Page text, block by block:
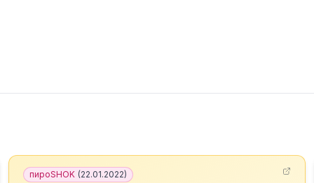
пироSHOK (22.01.2022)